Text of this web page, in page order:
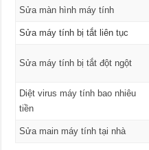
Sửa màn hình máy tính
Sửa máy tính bị tắt liên tục
Sửa máy tính bị tắt đột ngột
Diệt virus máy tính bao nhiêu
tiền
Sửa main máy tính tại nhà